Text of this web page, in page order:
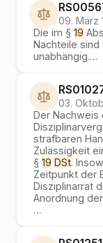
09. März
Die im § 19
Nachteile
unabhängig.…
03.
Der Nachweis
strafbaren
Zulässigkeit
§ 19 DSt.
Zeitpunkt der
Disziplinarrat
Anordnung
…